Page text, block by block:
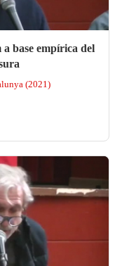
base empírica del
(2021)